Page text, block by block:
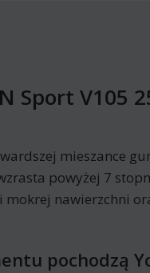
Sport V105
mieszance
powyżej 7
mokrej nawierzchni
pochodzą